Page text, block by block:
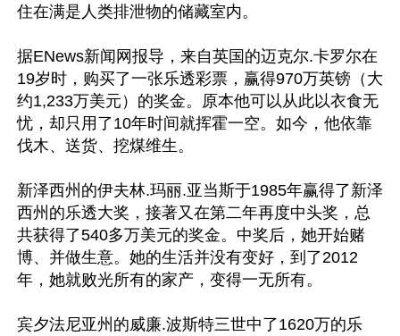
住在满是人类排泄物的储藏室内。
据ENews新闻网报导，来自英国的迈克尔.卡罗尔在
19岁时，购买了一张乐透彩票，赢得970万英镑（大
约1,233万美元）的奖金。原本他可以从此以衣食无
忧，却只用了10年时间就挥霍一空。如今，他依靠
伐木、送货、挖煤维生。
新泽西州的伊夫林.玛丽.亚当斯于1985年赢得了新泽
西州的乐透大奖，接著又在第二年再度中头奖，总
共获得了540多万美元的奖金。中奖后，她开始赌
博、并做生意。她的生活并没有变好，到了2012
年，她就败光所有的家产，变得一无所有。
宾夕法尼亚州的威廉.波斯特三世中了1620万的乐